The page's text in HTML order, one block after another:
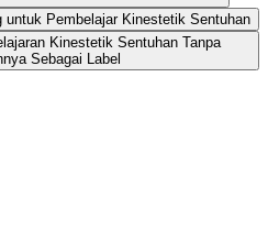
untuk Pembelajar Kinestetik Sentuhan
Kinestetik Sentuhan Tanpa
Sebagai Label